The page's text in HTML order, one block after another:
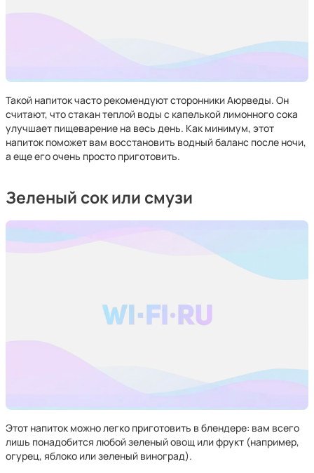
Такой напиток часто рекомендуют сторонники Аюрведы. Он
считают, что стакан теплой воды с капелькой лимонного сока
улучшает пищеварение на весь день. Как минимум, этот
напиток поможет вам восстановить водный баланс после ночи,
а еще его очень просто приготовить.
Зеленый сок или смузи
Этот напиток можно легко приготовить в блендере: вам всего
лишь понадобится любой зеленый овощ или фрукт (например,
огурец, яблоко или зеленый виноград).